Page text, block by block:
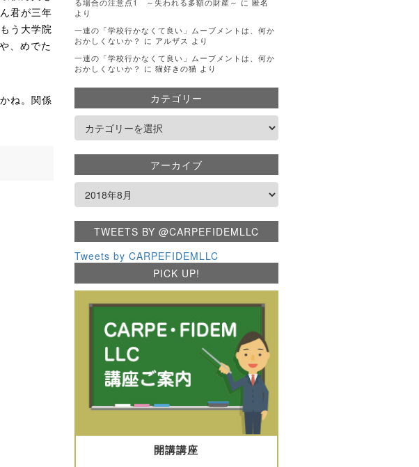
君が三年
う大学院
、めでた
ね。関係
より
一連の「学校行かなくて良い」ムーブメントは、何か
おかしくないか？ に アルザス より
一連の「学校行かなくて良い」ムーブメントは、何か
おかしくないか？ に 猫好きの猫 より
カテゴリー
アーカイブ
TWEETS BY @CARPEFIDEMLLC
Tweets by CARPEFIDEMLLC
PICK UP!
開講講座